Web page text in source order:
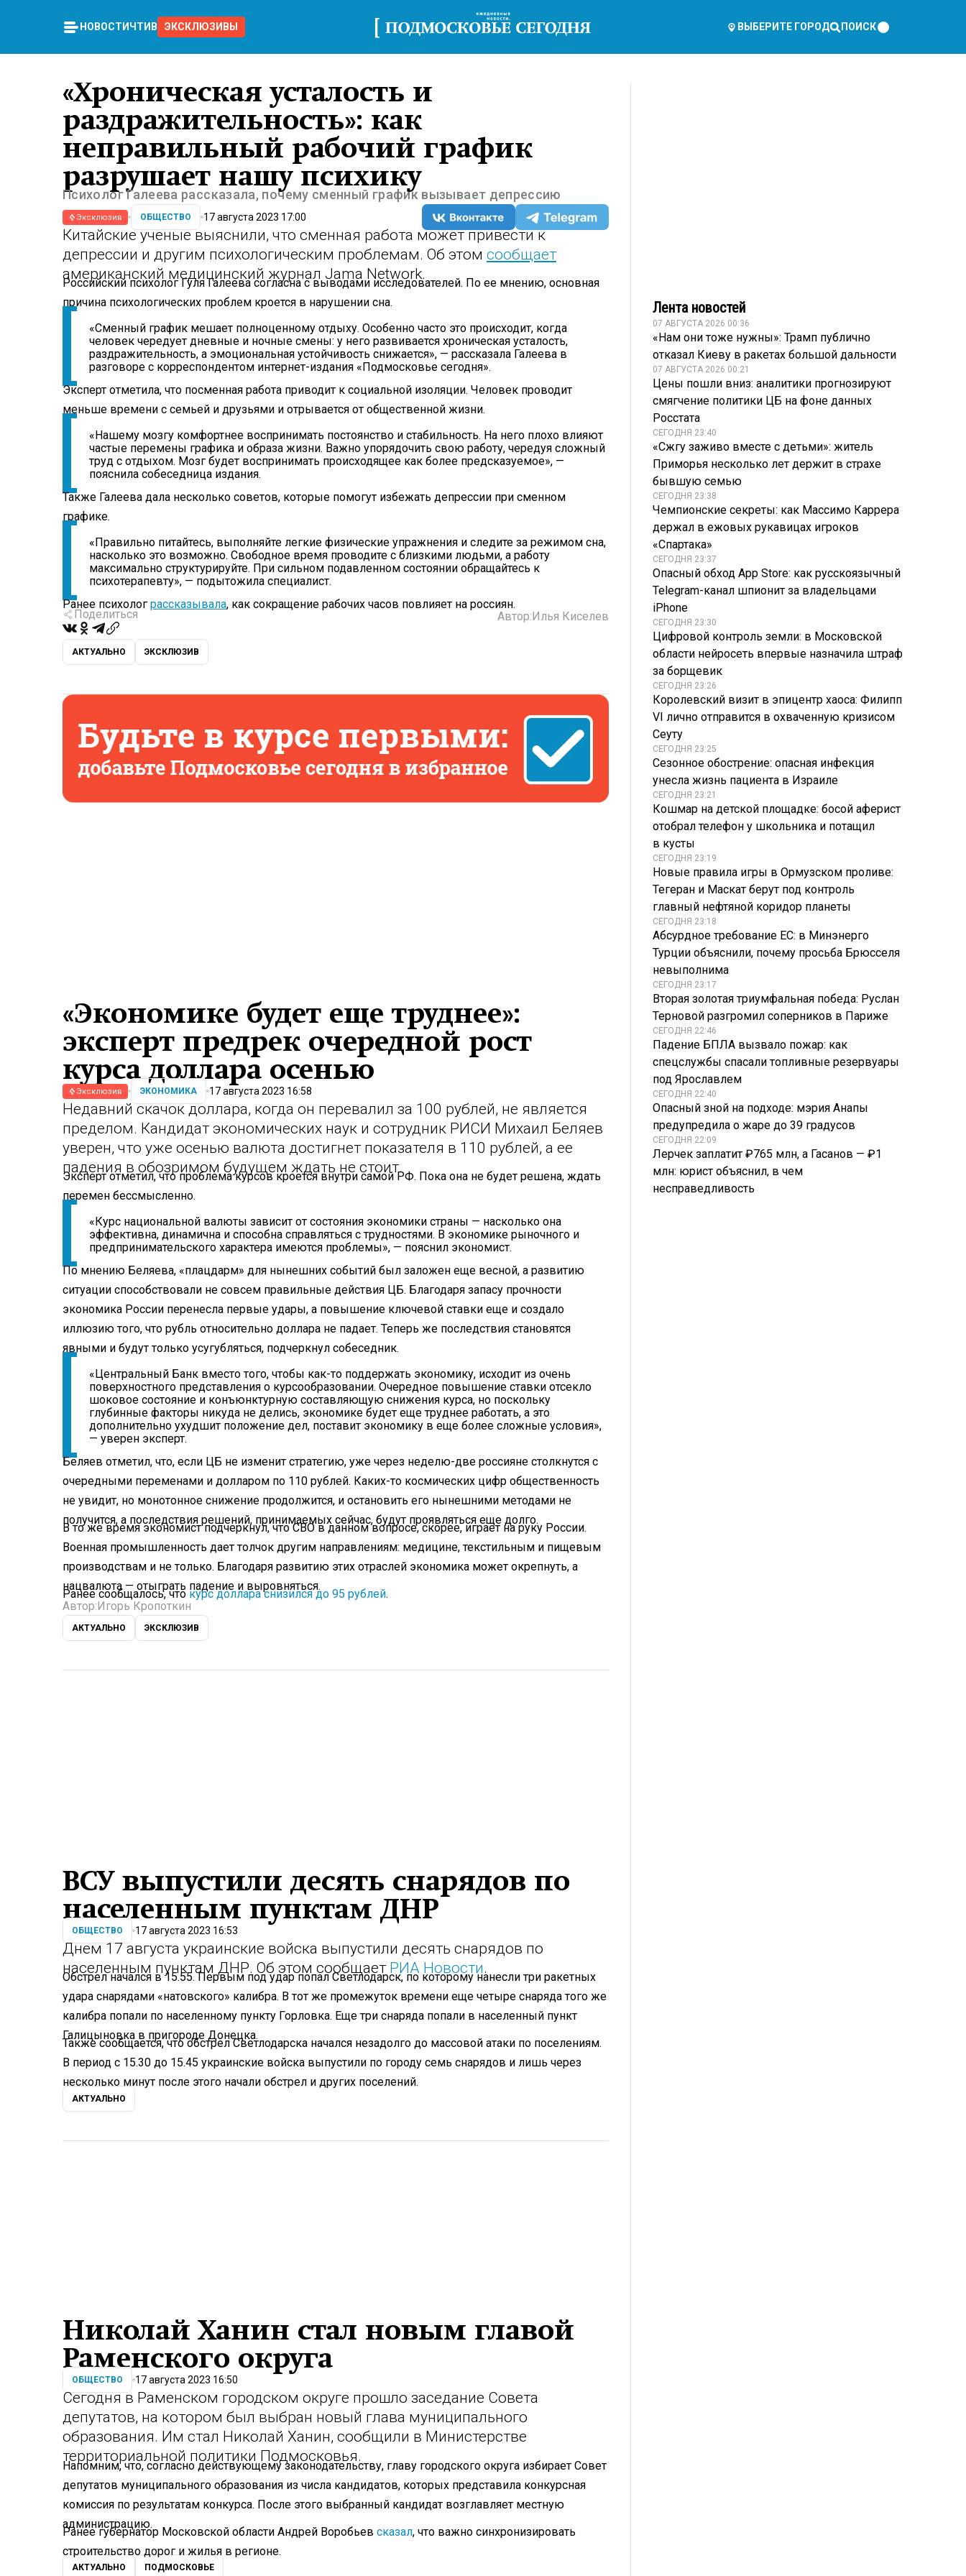
НОВОСТИ ЧТИВО ЭКСКЛЮЗИВЫ ВЫБЕРИТЕ ГОРОД ПОИСК
«Хроническая усталость и
раздражительность»: как
неправильный рабочий график
разрушает нашу психику
Психолог Галеева рассказала, почему сменный график вызывает депрессию
Эксклюзив ОБЩЕСТВО 17 августа 2023 17:00
Китайские ученые выяснили, что сменная работа может привести к
депрессии и другим психологическим проблемам. Об этом сообщает
американский медицинский журнал Jama Network.
Российский психолог Гуля Галеева согласна с выводами исследователей. По ее мнению, основная
причина психологических проблем кроется в нарушении сна.
«Сменный график мешает полноценному отдыху. Особенно часто это происходит, когда
человек чередует дневные и ночные смены: у него развивается хроническая усталость,
раздражительность, а эмоциональная устойчивость снижается», — рассказала Галеева в
разговоре с корреспондентом интернет-издания «Подмосковье сегодня».
Эксперт отметила, что посменная работа приводит к социальной изоляции. Человек проводит
меньше времени с семьей и друзьями и отрывается от общественной жизни.
«Нашему мозгу комфортнее воспринимать постоянство и стабильность. На него плохо влияют
частые перемены графика и образа жизни. Важно упорядочить свою работу, чередуя сложный
труд с отдыхом. Мозг будет воспринимать происходящее как более предсказуемое», —
пояснила собеседница издания.
Также Галеева дала несколько советов, которые помогут избежать депрессии при сменном
графике.
«Правильно питайтесь, выполняйте легкие физические упражнения и следите за режимом сна,
насколько это возможно. Свободное время проводите с близкими людьми, а работу
максимально структурируйте. При сильном подавленном состоянии обращайтесь к
психотерапевту», — подытожила специалист.
Ранее психолог рассказывала, как сокращение рабочих часов повлияет на россиян.
Поделиться Автор:Илья Киселев
АКТУАЛЬНО ЭКСКЛЮЗИВ
«Экономике будет еще труднее»:
эксперт предрек очередной рост
курса доллара осенью
Эксклюзив ЭКОНОМИКА 17 августа 2023 16:58
Недавний скачок доллара, когда он перевалил за 100 рублей, не является
пределом. Кандидат экономических наук и сотрудник РИСИ Михаил Беляев
уверен, что уже осенью валюта достигнет показателя в 110 рублей, а ее
падения в обозримом будущем ждать не стоит.
Эксперт отметил, что проблема курсов кроется внутри самой РФ. Пока она не будет решена, ждать
перемен бессмысленно.
«Курс национальной валюты зависит от состояния экономики страны — насколько она
эффективна, динамична и способна справляться с трудностями. В экономике рыночного и
предпринимательского характера имеются проблемы», — пояснил экономист.
По мнению Беляева, «плацдарм» для нынешних событий был заложен еще весной, а развитию
ситуации способствовали не совсем правильные действия ЦБ. Благодаря запасу прочности
экономика России перенесла первые удары, а повышение ключевой ставки еще и создало
иллюзию того, что рубль относительно доллара не падает. Теперь же последствия становятся
явными и будут только усугубляться, подчеркнул собеседник.
«Центральный Банк вместо того, чтобы как-то поддержать экономику, исходит из очень
поверхностного представления о курсообразовании. Очередное повышение ставки отсекло
шоковое состояние и конъюнктурную составляющую снижения курса, но поскольку
глубинные факторы никуда не делись, экономике будет еще труднее работать, а это
дополнительно ухудшит положение дел, поставит экономику в еще более сложные условия»,
— уверен эксперт.
Беляев отметил, что, если ЦБ не изменит стратегию, уже через неделю-две россияне столкнутся с
очередными переменами и долларом по 110 рублей. Каких-то космических цифр общественность
не увидит, но монотонное снижение продолжится, и остановить его нынешними методами не
получится, а последствия решений, принимаемых сейчас, будут проявляться еще долго.
В то же время экономист подчеркнул, что СВО в данном вопросе, скорее, играет на руку России.
Военная промышленность дает толчок другим направлениям: медицине, текстильным и пищевым
производствам и не только. Благодаря развитию этих отраслей экономика может окрепнуть, а
нацвалюта — отыграть падение и выровняться.
Ранее сообщалось, что курс доллара снизился до 95 рублей.
Автор: Игорь Кропоткин
АКТУАЛЬНО ЭКСКЛЮЗИВ
ВСУ выпустили десять снарядов по
населенным пунктам ДНР
ОБЩЕСТВО 17 августа 2023 16:53
Днем 17 августа украинские войска выпустили десять снарядов по
населенным пунктам ДНР. Об этом сообщает РИА Новости.
Обстрел начался в 15.55. Первым под удар попал Светлодарск, по которому нанесли три ракетных
удара снарядами «натовского» калибра. В тот же промежуток времени еще четыре снаряда того же
калибра попали по населенному пункту Горловка. Еще три снаряда попали в населенный пункт
Галицыновка в пригороде Донецка.
Также сообщается, что обстрел Светлодарска начался незадолго до массовой атаки по поселениям.
В период с 15.30 до 15.45 украинские войска выпустили по городу семь снарядов и лишь через
несколько минут после этого начали обстрел и других поселений.
АКТУАЛЬНО
Николай Ханин стал новым главой
Раменского округа
ОБЩЕСТВО 17 августа 2023 16:50
Сегодня в Раменском городском округе прошло заседание Совета
депутатов, на котором был выбран новый глава муниципального
образования. Им стал Николай Ханин, сообщили в Министерстве
территориальной политики Подмосковья.
Напомним, что, согласно действующему законодательству, главу городского округа избирает Совет
депутатов муниципального образования из числа кандидатов, которых представила конкурсная
комиссия по результатам конкурса. После этого выбранный кандидат возглавляет местную
администрацию.
Ранее губернатор Московской области Андрей Воробьев сказал, что важно синхронизировать
строительство дорог и жилья в регионе.
АКТУАЛЬНО ПОДМОСКОВЬЕ
Лента новостей
07 АВГУСТА 2026 00:36
«Нам они тоже нужны»: Трамп публично
отказал Киеву в ракетах большой дальности
07 АВГУСТА 2026 00:21
Цены пошли вниз: аналитики прогнозируют
смягчение политики ЦБ на фоне данных
Росстата
СЕГОДНЯ 23:40
«Сжгу заживо вместе с детьми»: житель
Приморья несколько лет держит в страхе
бывшую семью
СЕГОДНЯ 23:38
Чемпионские секреты: как Массимо Каррера
держал в ежовых рукавицах игроков
«Спартака»
СЕГОДНЯ 23:37
Опасный обход App Store: как русскоязычный
Telegram-канал шпионит за владельцами
iPhone
СЕГОДНЯ 23:30
Цифровой контроль земли: в Московской
области нейросеть впервые назначила штраф
за борщевик
СЕГОДНЯ 23:26
Королевский визит в эпицентр хаоса: Филипп
VI лично отправится в охваченную кризисом
Сеуту
СЕГОДНЯ 23:25
Сезонное обострение: опасная инфекция
унесла жизнь пациента в Израиле
СЕГОДНЯ 23:21
Кошмар на детской площадке: босой аферист
отобрал телефон у школьника и потащил
в кусты
СЕГОДНЯ 23:19
Новые правила игры в Ормузском проливе:
Тегеран и Маскат берут под контроль
главный нефтяной коридор планеты
СЕГОДНЯ 23:18
Абсурдное требование ЕС: в Минэнерго
Турции объяснили, почему просьба Брюсселя
невыполнима
СЕГОДНЯ 23:17
Вторая золотая триумфальная победа: Руслан
Терновой разгромил соперников в Париже
СЕГОДНЯ 22:46
Падение БПЛА вызвало пожар: как
спецслужбы спасали топливные резервуары
под Ярославлем
СЕГОДНЯ 22:40
Опасный зной на подходе: мэрия Анапы
предупредила о жаре до 39 градусов
СЕГОДНЯ 22:09
Лерчек заплатит ₽765 млн, а Гасанов — ₽1
млн: юрист объяснил, в чем
несправедливость